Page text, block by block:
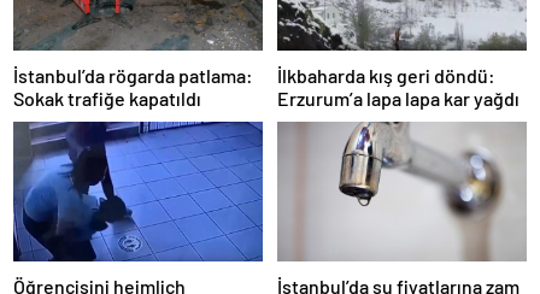
İstanbul’da rögarda patlama:
Sokak trafiğe kapatıldı
İlkbaharda kış geri döndü:
Erzurum’a lapa lapa kar yağdı
Öğrencisini heimlich
İstanbul’da su fiyatlarına zam